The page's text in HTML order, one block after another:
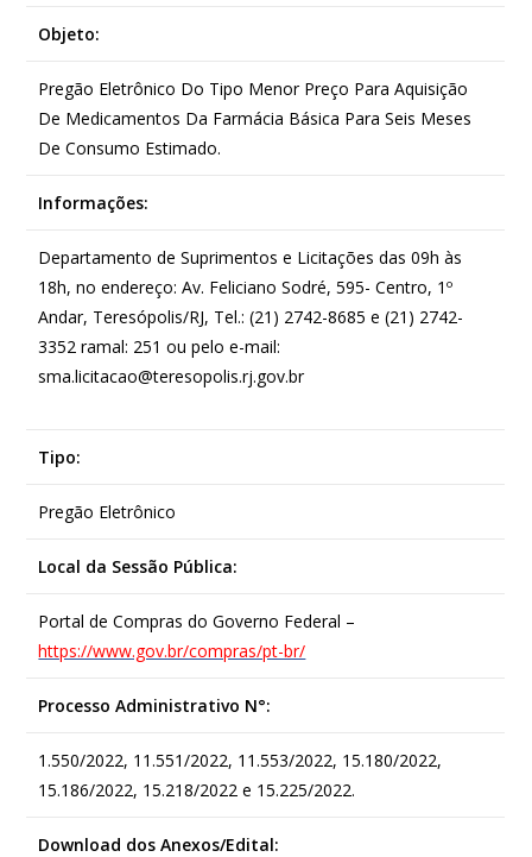
Objeto:
Pregão Eletrônico Do Tipo Menor Preço Para Aquisição
De Medicamentos Da Farmácia Básica Para Seis Meses
De Consumo Estimado.
Informações:
Departamento de Suprimentos e Licitações das 09h às
18h, no endereço: Av. Feliciano Sodré, 595- Centro, 1º
Andar, Teresópolis/RJ, Tel.: (21) 2742-8685 e (21) 2742-
3352 ramal: 251 ou pelo e-mail:
sma.licitacao@teresopolis.rj.gov.br
Tipo:
Pregão Eletrônico
Local da Sessão Pública:
Portal de Compras do Governo Federal –
https://www.gov.br/compras/pt-br/
Processo Administrativo N°:
1.550/2022, 11.551/2022, 11.553/2022, 15.180/2022,
15.186/2022, 15.218/2022 e 15.225/2022.
Download dos Anexos/Edital: